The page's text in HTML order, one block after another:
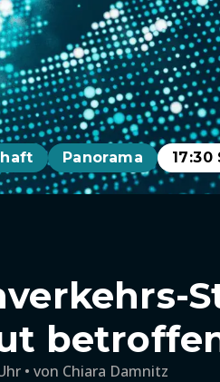
Panorama 17:30
von Chiara Damnitz